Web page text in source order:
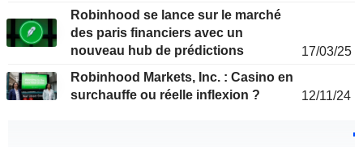
Robinhood se lance sur le marché
des paris financiers avec un
nouveau hub de prédictions
17/03/25
Robinhood Markets, Inc. : Casino en
surchauffe ou réelle inflexion ?
12/11/24